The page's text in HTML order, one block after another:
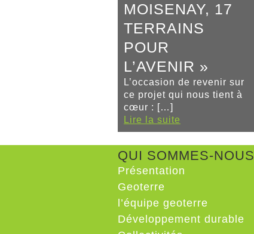
MOISENAY, 17
TERRAINS
POUR
L’AVENIR »
L’occasion de revenir sur
ce projet qui nous tient à
cœur : […]
Lire la suite
QUI SOMMES-NOUS
Présentation
Geoterre
l’équipe geoterre
Développement durable